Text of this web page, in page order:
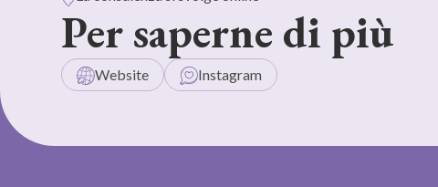
Per saperne di più
Website Instagram